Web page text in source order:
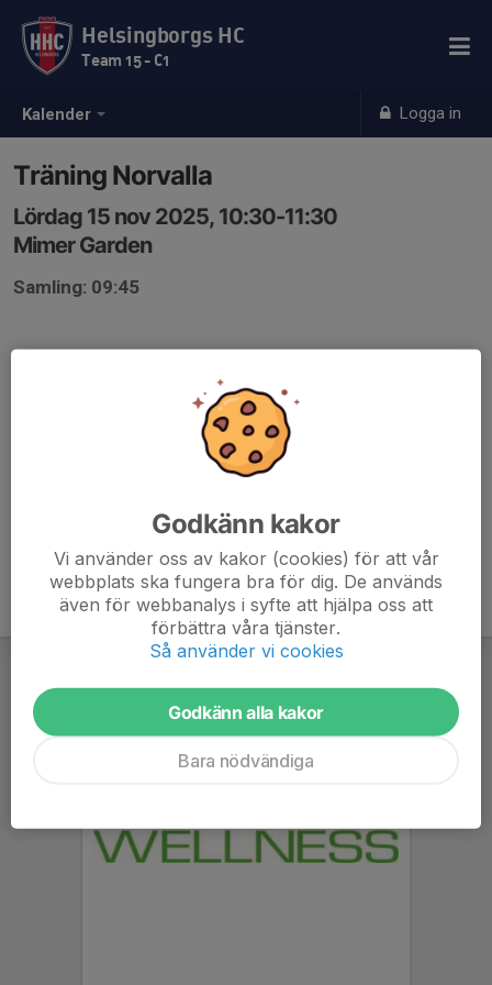
Kalender Logga in
Helsingborgs HC
Team 15 - C1
Träning Norvalla
Lördag 15 nov 2025, 10:30-11:30
Mimer Garden
Samling: 09:45
Godkänn kakor
Vi använder oss av kakor (cookies) för att vår
webbplats ska fungera bra för dig. De används
även för webbanalys i syfte att hjälpa oss att
förbättra våra tjänster.
Så använder vi cookies
Godkänn alla kakor
Bara nödvändiga